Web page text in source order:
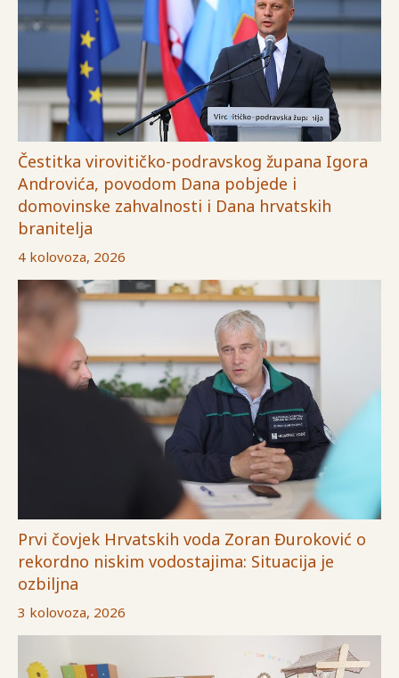
Čestitka virovitičko-podravskog župana Igora
Androvića, povodom Dana pobjede i
domovinske zahvalnosti i Dana hrvatskih
branitelja
4 kolovoza, 2026
Prvi čovjek Hrvatskih voda Zoran Đuroković o
rekordno niskim vodostajima: Situacija je
ozbiljna
3 kolovoza, 2026